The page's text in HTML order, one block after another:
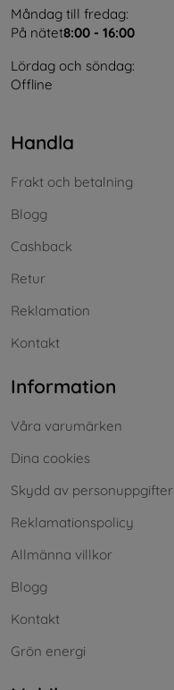
Måndag till fredag:
På nätet8:00 - 16:00
Lördag och söndag:
Offline
Handla
Frakt och betalning
Blogg
Cashback
Retur
Reklamation
Kontakt
Information
Våra varumärken
Dina cookies
Skydd av personuppgifter
Reklamationspolicy
Allmänna villkor
Blogg
Kontakt
Grön energi